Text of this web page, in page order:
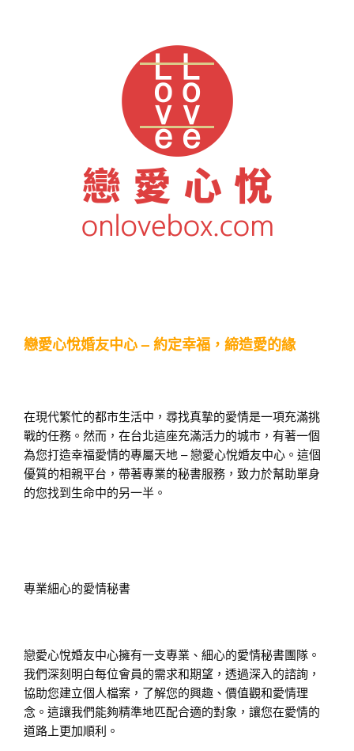
戀愛心悅婚友中心 – 約定幸福，締造愛的緣
在現代繁忙的都市生活中，尋找真摯的愛情是一項充滿挑
戰的任務。然而，在台北這座充滿活力的城市，有著一個
為您打造幸福愛情的專屬天地 – 戀愛心悅婚友中心。這個
優質的相親平台，帶著專業的秘書服務，致力於幫助單身
的您找到生命中的另一半。
專業細心的愛情秘書
戀愛心悅婚友中心擁有一支專業、細心的愛情秘書團隊。
我們深刻明白每位會員的需求和期望，透過深入的諮詢，
協助您建立個人檔案，了解您的興趣、價值觀和愛情理
念。這讓我們能夠精準地匹配合適的對象，讓您在愛情的
道路上更加順利。